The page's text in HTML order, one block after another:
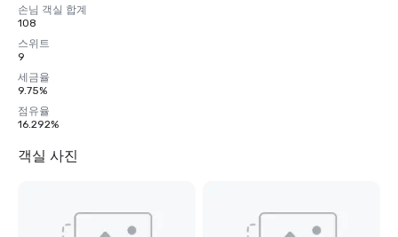
손님 객실 합계
108
스위트
9
세금율
9.75%
점유율
16.292%
객실 사진